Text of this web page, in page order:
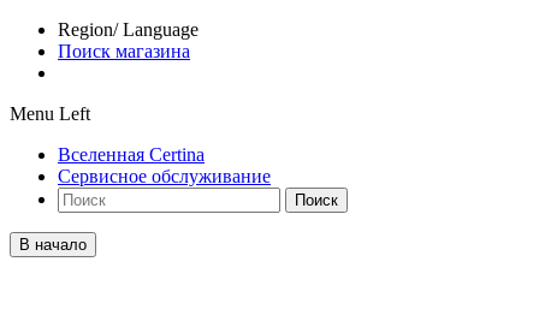
Region/ Language
Поиск магазина
Menu Left
Вселенная Certina
Сервисное обслуживание
Поиск
В начало